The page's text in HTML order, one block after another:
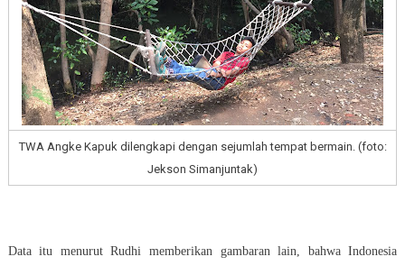
TWA Angke Kapuk dilengkapi dengan sejumlah tempat bermain. (foto:
Jekson Simanjuntak)
Data itu menurut Rudhi memberikan gambaran lain, bahwa Indonesia